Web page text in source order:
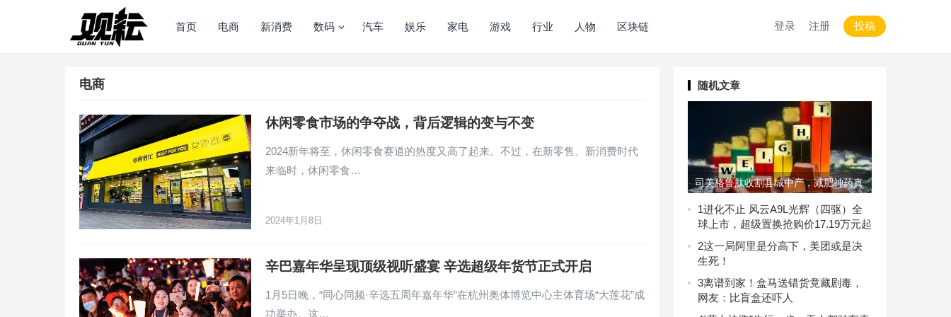
首页 电商 新消费 数码 汽车 娱乐 家电 游戏 行业 人物 区块链 登录 注册 投稿
电商
休闲零食市场的争夺战，背后逻辑的变与不变
2024新年将至，休闲零食赛道的热度又高了起来。不过，在新零售、新消费时代
来临时，休闲零食…
2024年1月8日
辛巴嘉年华呈现顶级视听盛宴 辛选超级年货节正式开启
1月5日晚，“同心同频·辛选五周年嘉年华”在杭州奥体博览中心主体育场“大莲花”成
功举办。这…
随机文章
司美格鲁肽收割县城中产，减肥神药真
那么神吗？
1进化不止 风云A9L光辉（四驱）全
球上市，超级置换抢购价17.19万元起
2这一局阿里是分高下，美团或是决
生死！
3离谱到家！盒马送错货竟藏剧毒，
网友：比盲盒还吓人